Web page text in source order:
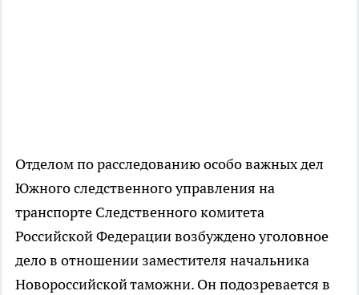
Отделом по расследованию особо важных дел
Южного следственного управления на
транспорте Следственного комитета
Российской Федерации возбуждено уголовное
дело в отношении заместителя начальника
Новороссийской таможни. Он подозревается в